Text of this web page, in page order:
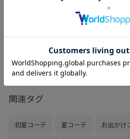
50%OFF
Tストラッ
ブラック / 24.5
¥2,745
レビュー
軽くて履きや
関連タグ
初夏コーデ 夏コーデ お出かけ